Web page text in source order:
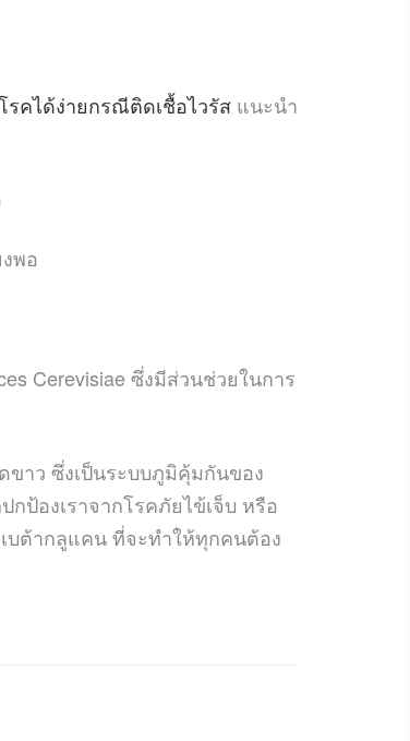
รคได้ง่ายกรณีติดเชื้อไวรัส แนะนำ
พอ
Cerevisiae ซึ่งมีส่วนช่วยในการ
ขาว ซึ่งเป็นระบบภูมิคุ้มกันของ
ป้องเราจากโรคภัยไข้เจ็บ หรือ
บต้ากลูแคน ที่จะทำให้ทุกคนต้อง